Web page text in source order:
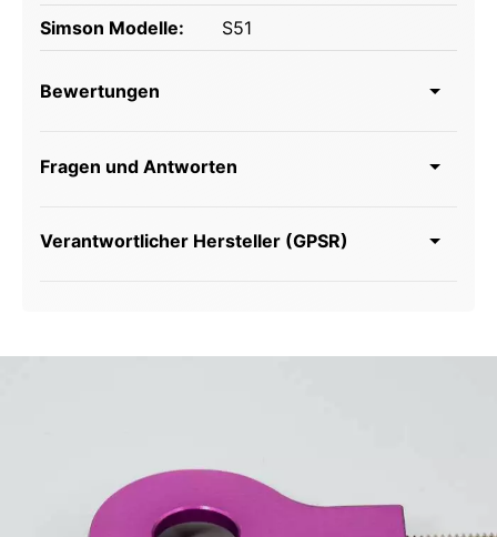
Simson Modelle: S51
Bewertungen
Fragen und Antworten
Verantwortlicher Hersteller (GPSR)